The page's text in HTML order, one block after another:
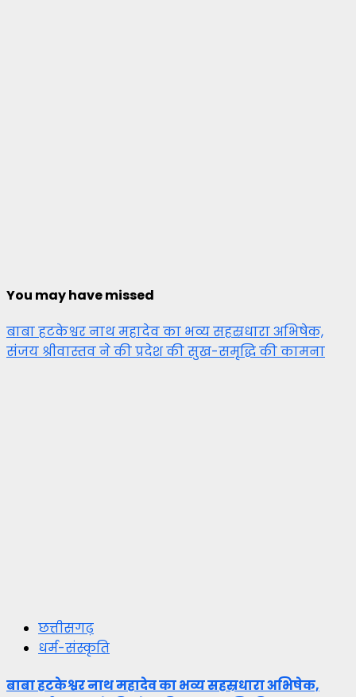
You may have missed
बाबा हटकेश्वर नाथ महादेव का भव्य सहस्रधारा अभिषेक,
संजय श्रीवास्तव ने की प्रदेश की सुख-समृद्धि की कामना
छत्तीसगढ़
धर्म-संस्कृति
बाबा हटकेश्वर नाथ महादेव का भव्य सहस्रधारा अभिषेक,